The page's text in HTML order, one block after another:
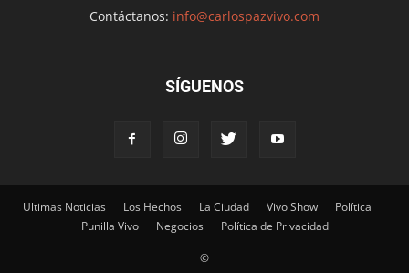
Contáctanos: info@carlospazvivo.com
SÍGUENOS
Ultimas Noticias Los Hechos La Ciudad Vivo Show
Política
Punilla Vivo
Negocios Política de Privacidad
©